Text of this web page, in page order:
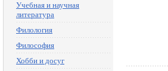
Учебная и научная
литература
Филология
Философия
Хобби и досуг